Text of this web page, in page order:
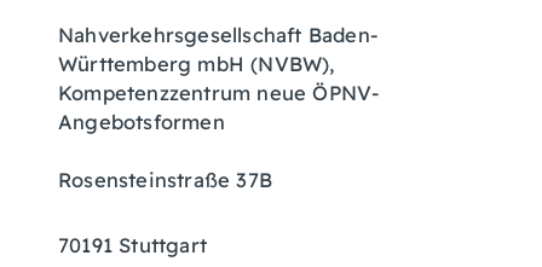
Nahverkehrsgesellschaft Baden-
Württemberg mbH (NVBW),
Kompetenzzentrum neue ÖPNV-
Angebotsformen
Rosensteinstraße 37B
70191 Stuttgart